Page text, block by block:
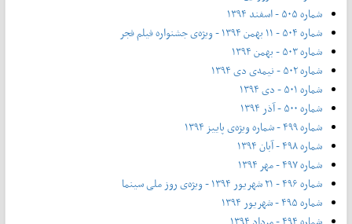
شماره ۵۰۵ - اسفند ۱۳۹۴
شماره ۵۰۴ - ۱۱ بهمن ۱۳۹۴ - ویژه‌ی جشنواره فیلم فجر
شماره ۵۰۳ - بهمن ۱۳۹۴
شماره ۵۰۲ - نیمه‌ی دی ۱۳۹۴
شماره ۵۰۱ - دی ۱۳۹۴
شماره ۵۰۰ - آذر ۱۳۹۴
شماره ۴۹۹ - شماره ویژه‌ی پاییز ۱۳۹۴
شماره ۴۹۸ - آبان ۱۳۹۴
شماره ۴۹۷ - مهر ۱۳۹۴
شماره ۴۹۶ - ۲۱ شهریور ۱۳۹۴ - ویژه‌ی روز ملی سینما
شماره ۴۹۵ - شهریور ۱۳۹۴